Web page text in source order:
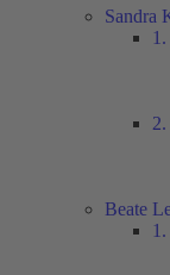
Sandra
Beate